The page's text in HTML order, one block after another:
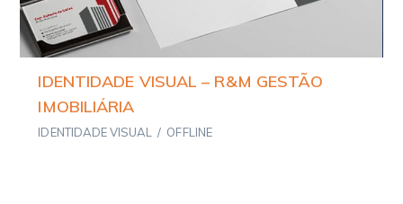
IDENTIDADE VISUAL – R&M GESTÃO
IMOBILIÁRIA
IDENTIDADE VISUAL / OFFLINE